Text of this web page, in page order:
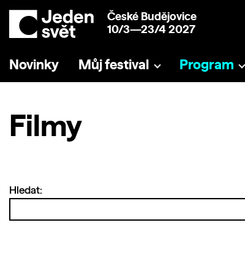
České Budějovice
10/3—23/4 2027
Novinky Můj festival Program
Filmy
Hledat: